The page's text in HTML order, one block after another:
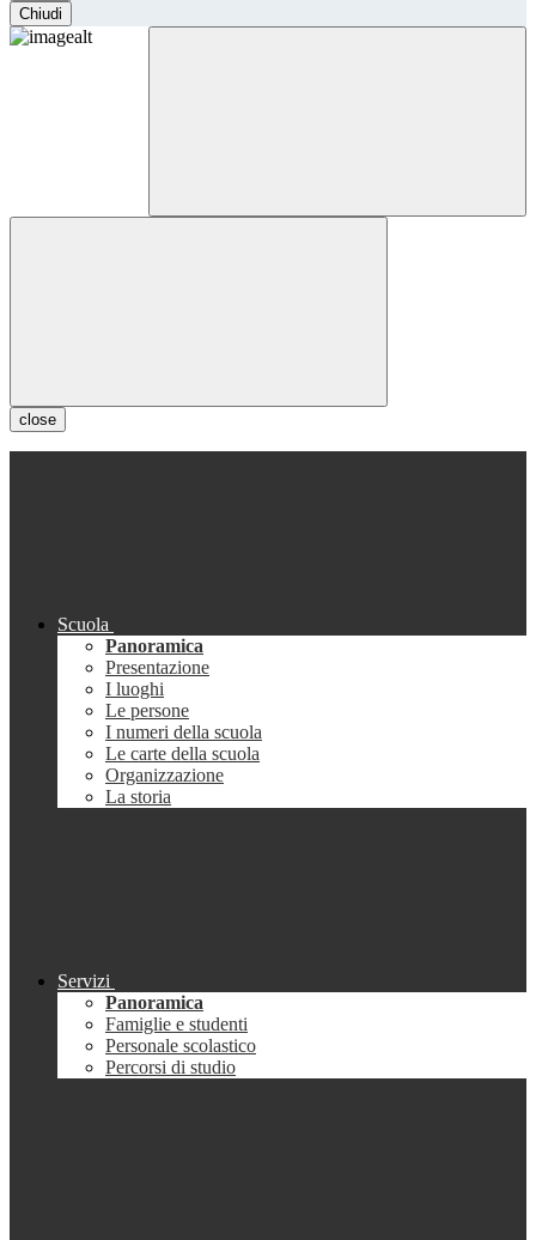
Chiudi
close
Scuola
Panoramica
Presentazione
I luoghi
Le persone
I numeri della scuola
Le carte della scuola
Organizzazione
La storia
Servizi
Panoramica
Famiglie e studenti
Personale scolastico
Percorsi di studio